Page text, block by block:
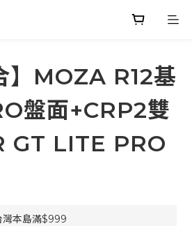
】MOZA R12基
盤面+CRP2雙
GT LITE PRO
灣本島滿$999